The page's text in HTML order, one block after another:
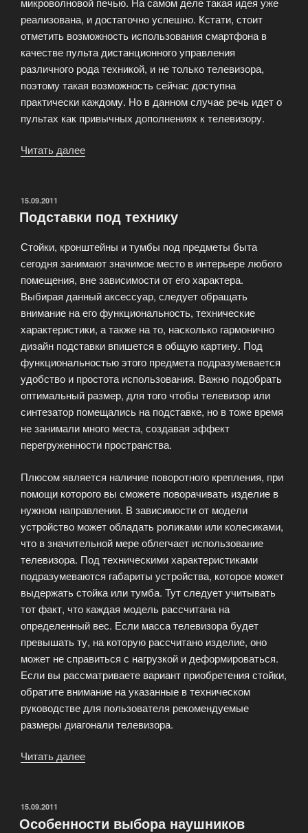
реализована, и достаточно успешно. Кстати, стоит
отметить возможность использования смартфона в
качестве пульта дистанционного управления
различного рода техникой, и не только телевизора,
поэтому такая возможность сейчас доступна
практически каждому. Но в данном случае речь идет о
пультах как привычных дополнениях к телевизору.
Читать далее
ОПУБЛИКОВАНО
15.09.2011
Подставки под технику
Стойки, кронштейны и тумбы под предметы быта
сегодня занимают значимое место в интерьере любого
помещения, вне зависимости от его характера.
Выбирая данный аксессуар, следует обращать
внимание на его функциональность, технические
характеристики, а также на то, насколько гармонично
дизайн подставки впишется в общую картину. Под
функциональностью этого предмета подразумевается
удобство и простота использования. Важно подобрать
оптимальный размер, для того чтобы телевизор или
синтезатор помещались на подставке, но в тоже время
не занимали много места, создавая эффект
перегруженности пространства.
Плюсом является наличие поворотного крепления, при
помощи которого вы сможете поворачивать изделие в
нужном направлении. В зависимости от модели
устройство может обладать роликами или колесиками,
что в значительной мере облегчает использование
телевизора. Под техническими характеристиками
подразумеваются габариты устройства, которое может
выдержать стойка или тумба. Тут следует учитывать
тот факт, что каждая модель рассчитана на
определенный вес. Если масса телевизора будет
превышать ту, на которую рассчитано изделие, оно
может не справиться с нагрузкой и деформироваться.
Если вы рассматриваете вариант приобретения стойки,
обратите внимание на указанные в техническом
руководстве для пользователя рекомендуемые
размеры диагонали телевизора.
Читать далее
ОПУБЛИКОВАНО
15.09.2011
Особенности выбора наушников